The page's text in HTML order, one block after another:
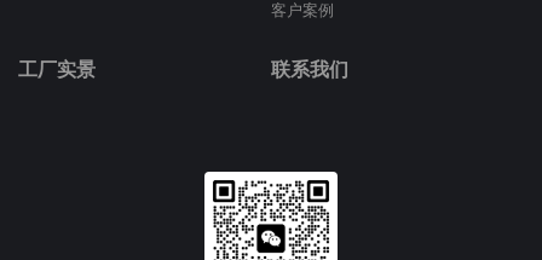
客户案例
工厂实景 联系我们